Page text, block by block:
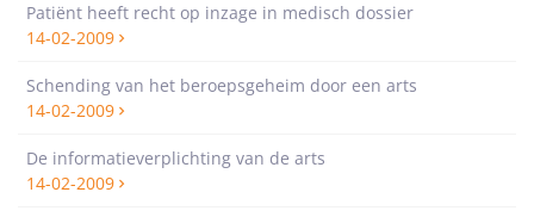
Patiënt heeft recht op inzage in medisch dossier
14-02-2009
Schending van het beroepsgeheim door een arts
14-02-2009
De informatieverplichting van de arts
14-02-2009